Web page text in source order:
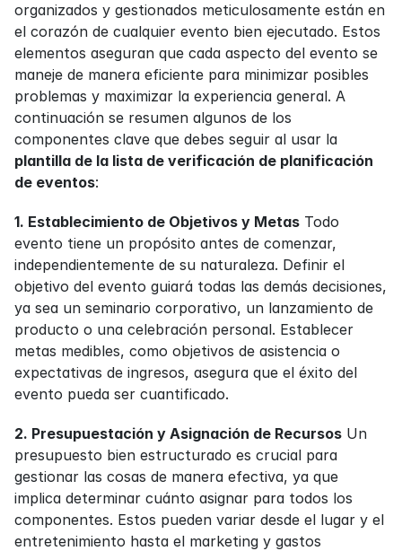
organizados y gestionados meticulosamente están en
el corazón de cualquier evento bien ejecutado. Estos
elementos aseguran que cada aspecto del evento se
maneje de manera eficiente para minimizar posibles
problemas y maximizar la experiencia general. A
continuación se resumen algunos de los
plantilla de la lista de verificación de planificación
de eventos:
1. Establecimiento de Objetivos y Metas Todo
evento tiene un propósito antes de comenzar,
independientemente de su naturaleza. Definir el
objetivo del evento guiará todas las demás decisiones,
ya sea un seminario corporativo, un lanzamiento de
producto o una celebración personal. Establecer
metas medibles, como objetivos de asistencia o
expectativas de ingresos, asegura que el éxito del
evento pueda ser cuantificado.
2. Presupuestación y Asignación de Recursos Un
presupuesto bien estructurado es crucial para
gestionar las cosas de manera efectiva, ya que
implica determinar cuánto asignar para todos los
componentes. Estos pueden variar desde el lugar y el
entretenimiento hasta el marketing y gastos